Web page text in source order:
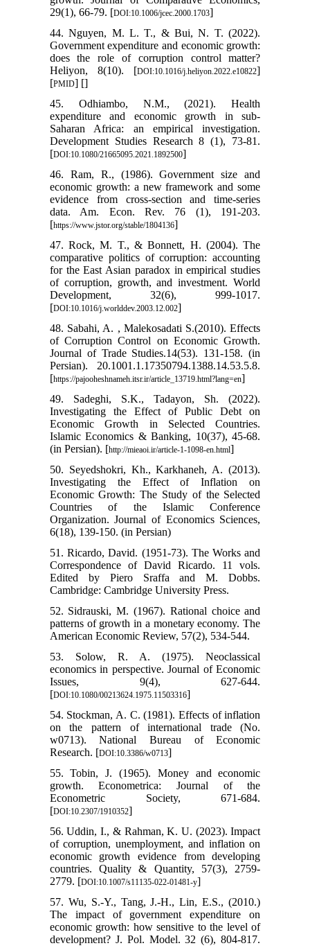
29(1), 66-79. [DOI:10.1006/jcec.2000.1703]
44. Nguyen, M. L. T., & Bui, N. T. (2022).
Government expenditure and economic growth:
does the role of corruption control matter?
Heliyon, 8(10). [DOI:10.1016/j.heliyon.2022.e10822]
[PMID] []
45. Odhiambo, N.M., (2021). Health
expenditure and economic growth in sub-
Saharan Africa: an empirical investigation.
Development Studies Research 8 (1), 73-81.
[DOI:10.1080/21665095.2021.1892500]
46. Ram, R., (1986). Government size and
economic growth: a new framework and some
evidence from cross-section and time-series
data. Am. Econ. Rev. 76 (1), 191-203.
[https://www.jstor.org/stable/1804136]
47. Rock, M. T., & Bonnett, H. (2004). The
comparative politics of corruption: accounting
for the East Asian paradox in empirical studies
of corruption, growth, and investment. World
Development, 32(6), 999-1017.
[DOI:10.1016/j.worlddev.2003.12.002]
48. Sabahi, A. , Malekosadati S.(2010). Effects
of Corruption Control on Economic Growth.
Journal of Trade Studies.14(53). 131-158. (in
Persian). 20.1001.1.17350794.1388.14.53.5.8.
[https://pajooheshnameh.itsr.ir/article_13719.html?lang=en]
49. Sadeghi, S.K., Tadayon, Sh. (2022).
Investigating the Effect of Public Debt on
Economic Growth in Selected Countries.
Islamic Economics & Banking, 10(37), 45-68.
(in Persian). [http://mieaoi.ir/article-1-1098-en.html]
50. Seyedshokri, Kh., Karkhaneh, A. (2013).
Investigating the Effect of Inflation on
Economic Growth: The Study of the Selected
Countries of the Islamic Conference
Organization. Journal of Economics Sciences,
6(18), 139-150. (in Persian)
51. Ricardo, David. (1951-73). The Works and
Correspondence of David Ricardo. 11 vols.
Edited by Piero Sraffa and M. Dobbs.
Cambridge: Cambridge University Press.
52. Sidrauski, M. (1967). Rational choice and
patterns of growth in a monetary economy. The
American Economic Review, 57(2), 534-544.
53. Solow, R. A. (1975). Neoclassical
economics in perspective. Journal of Economic
Issues, 9(4), 627-644.
[DOI:10.1080/00213624.1975.11503316]
54. Stockman, A. C. (1981). Effects of inflation
on the pattern of international trade (No.
w0713). National Bureau of Economic
Research. [DOI:10.3386/w0713]
55. Tobin, J. (1965). Money and economic
growth. Econometrica: Journal of the
Econometric Society, 671-684.
[DOI:10.2307/1910352]
56. Uddin, I., & Rahman, K. U. (2023). Impact
of corruption, unemployment, and inflation on
economic growth evidence from developing
countries. Quality & Quantity, 57(3), 2759-
2779. [DOI:10.1007/s11135-022-01481-y]
57. Wu, S.-Y., Tang, J.-H., Lin, E.S., (2010.)
The impact of government expenditure on
economic growth: how sensitive to the level of
development? J. Pol. Model. 32 (6), 804-817.